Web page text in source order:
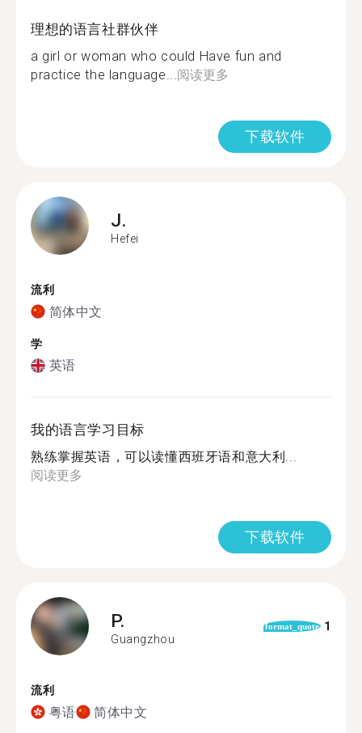
理想的语言社群伙伴
a girl or woman who could Have fun and
practice the language...阅读更多
下载软件
J.
Hefei
流利
简体中文
学
英语
我的语言学习目标
熟练掌握英语，可以读懂西班牙语和意大利...
阅读更多
下载软件
P.
Guangzhou
format_quote 1
流利
粤语 简体中文